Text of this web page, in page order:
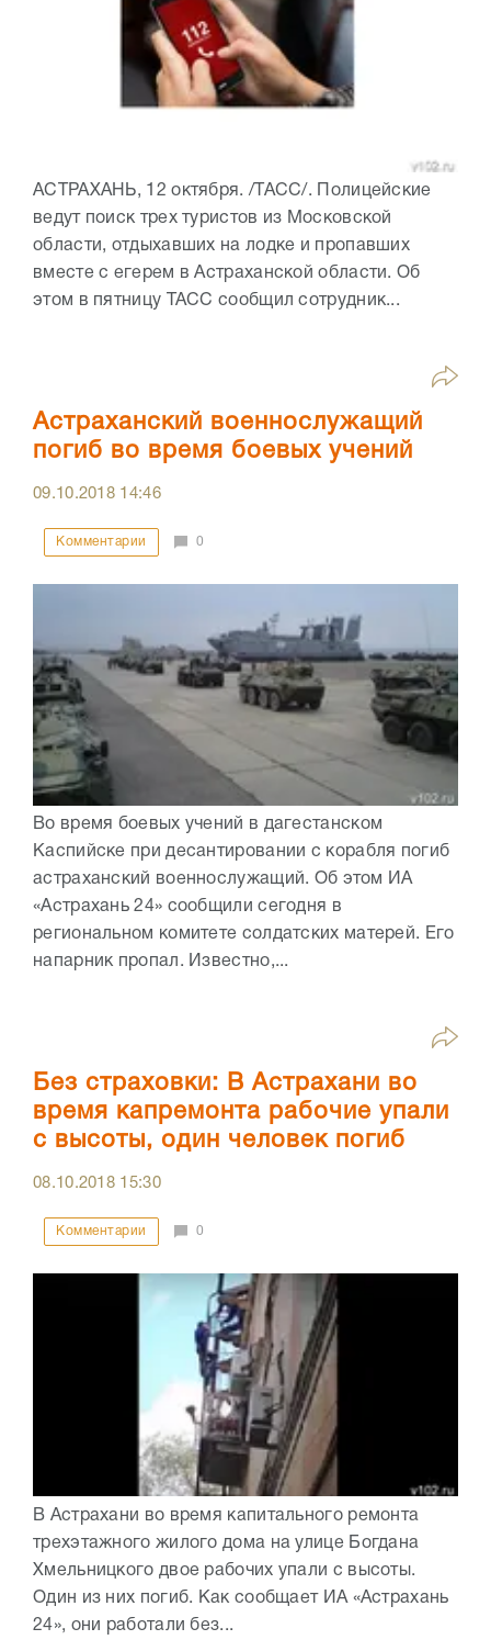
АСТРАХАНЬ, 12 октября. /ТАСС/. Полицейские
ведут поиск трех туристов из Московской
области, отдыхавших на лодке и пропавших
вместе с егерем в Астраханской области. Об
этом в пятницу ТАСС сообщил сотрудник...
Астраханский военнослужащий
погиб во время боевых учений
09.10.2018 14:46
Комментарии 0
Во время боевых учений в дагестанском
Каспийске при десантировании с корабля погиб
астраханский военнослужащий. Об этом ИА
«Астрахань 24» сообщили сегодня в
региональном комитете солдатских матерей. Его
напарник пропал. Известно,...
Без страховки: В Астрахани во
время капремонта рабочие упали
с высоты, один человек погиб
08.10.2018 15:30
Комментарии 0
В Астрахани во время капитального ремонта
трехэтажного жилого дома на улице Богдана
Хмельницкого двое рабочих упали с высоты.
Один из них погиб. Как сообщает ИА «Астрахань
24», они работали без...